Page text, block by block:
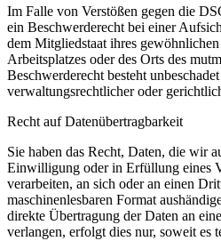
Im Falle von Verstößen gegen die
ein Beschwerderecht bei einer
dem Mitgliedstaat ihres
Arbeitsplatzes oder des Orts des
Beschwerderecht besteht
verwaltungsrechtlicher oder
Recht auf Datenübertragbarkeit
Sie haben das Recht, Daten, die wir
Einwilligung oder in Erfüllung eines
verarbeiten, an sich oder an einen
maschinenlesbaren Format
direkte Übertragung der Daten an
verlangen, erfolgt dies nur, soweit es